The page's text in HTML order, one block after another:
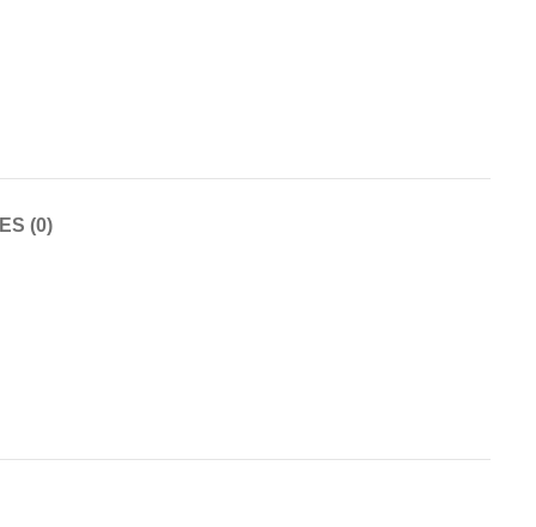
(0)